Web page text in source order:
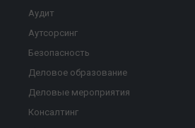
Аудит
Аутсорсинг
Безопасность
Деловое образование
Деловые мероприятия
Консалтинг